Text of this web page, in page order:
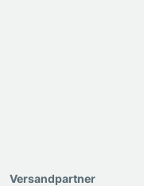
Versandpartner